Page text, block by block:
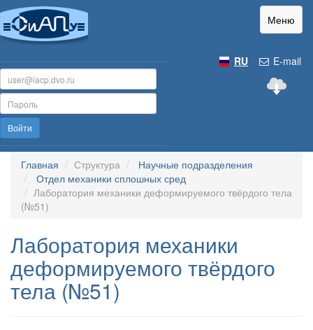
Меню
E-mail
RU
Войти
Главная Структура
Научные подразделения
Отдел механики сплошных сред
Лаборатория механики деформируемого твёрдого тела
(№51)
Лаборатория механики
деформируемого твёрдого
тела (№51)